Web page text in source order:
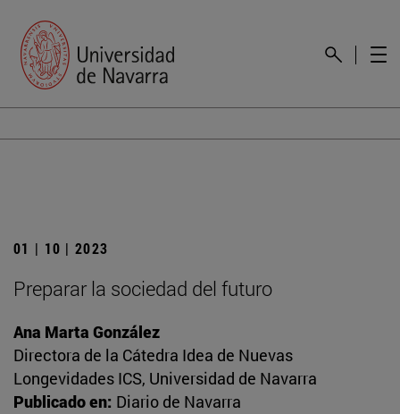
01 | 10 | 2023
Preparar la sociedad del futuro
Ana Marta González
Directora de la Cátedra Idea de Nuevas
Longevidades ICS, Universidad de Navarra
Publicado en: Diario de Navarra